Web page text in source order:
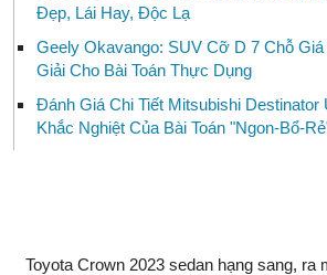
Đẹp, Lái Hay, Độc Lạ
Geely Okavango: SUV Cỡ D 7 Chỗ
Giải Cho Bài Toán Thực Dụng
Đánh Giá Chi Tiết Mitsubishi Destinator
Khắc Nghiệt Của Bài Toán "Ngon-Bổ-
Toyota Crown 2023 sedan hạng sang, ra